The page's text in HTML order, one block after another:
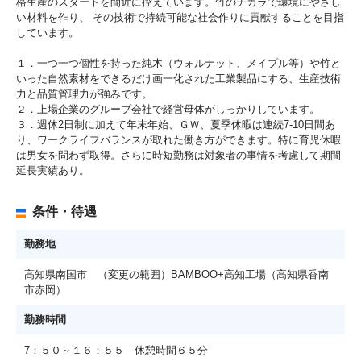
い材料を作り、 その技術で持続可能な社会作りに貢献することを目指
しています。
１．一つ一つ個性を持った純木（ウォルナット、メイプル等）や竹と
いった自然素材をできるだけ画一化された工業製品にする、生産技術
力と品質管理力が強みです。
２．上場企業のグループ会社で経営母体がしっかりしています。
３．週休2日制に加えて年末年始、ＧＷ、夏季休暇は連続7‐10日間あ
り、ワークライフバランスが取れた働き方ができます。特に育児休暇
は男女を問わず取得。さらに時短勤務は対象者の事情を考慮して期間
延長実績あり。
条件・待遇
勤務地
高知県南国市 （変更の範囲）BAMBOO+高知工場（高知県香南
市赤岡）
勤務時間
7：５０～１６：５５ 休憩時間６５分